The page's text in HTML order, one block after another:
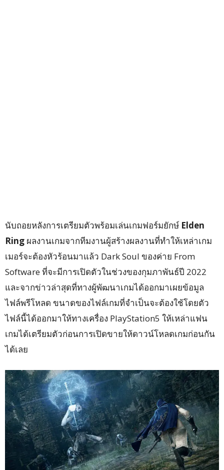
นับถอยหลังการเตรียมตัวพร้อมเล่นเกมฟอร์มยักษ์ Elden
Ring ผลงานเกมจากทีมงานผู้สร้างผลงานที่ทำให้เหล่าเกม
เมอร์จะต้องหัวร้อนมาแล้ว Dark Soul ของค่าย From
Software ที่จะมีการเปิดตัวในช่วงของกุมภาพันธ์ปี 2022
และจากข่าวล่าสุดที่ทางผู้พัฒนาเกมได้ออกมาเผยข้อมูล
ไฟล์พรีโหลด ขนาดของไฟล์เกมที่จำเป็นจะต้องใช้โดยตัว
ไฟล์นี้ได้ออกมาให้ทางเครื่อง PlayStation5 ให้เหล่าแฟน
เกมได้เตรียมตัวก่อนการเปิดขายให้ดาวน์โหลดเกมก่อนกัน
ได้เลย